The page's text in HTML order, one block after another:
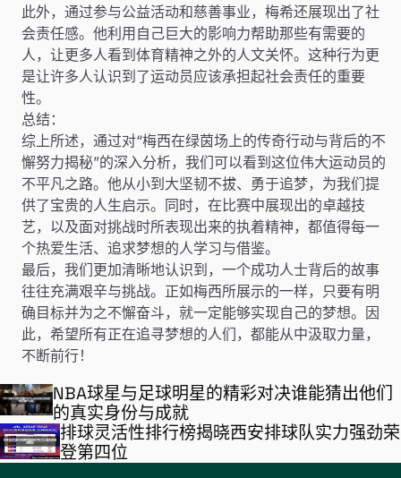
此外，通过参与公益活动和慈善事业，梅希还展现出了社
会责任感。他利用自己巨大的影响力帮助那些有需要的
人，让更多人看到体育精神之外的人文关怀。这种行为更
是让许多人认识到了运动员应该承担起社会责任的重要
性。
总结：
综上所述，通过对“梅西在绿茵场上的传奇行动与背后的不
懈努力揭秘”的深入分析，我们可以看到这位伟大运动员的
不平凡之路。他从小到大坚韧不拔、勇于追梦，为我们提
供了宝贵的人生启示。同时，在比赛中展现出的卓越技
艺，以及面对挑战时所表现出来的执着精神，都值得每一
个热爱生活、追求梦想的人学习与借鉴。
最后，我们更加清晰地认识到，一个成功人士背后的故事
往往充满艰辛与挑战。正如梅西所展示的一样，只要有明
确目标并为之不懈奋斗，就一定能够实现自己的梦想。因
此，希望所有正在追寻梦想的人们，都能从中汲取力量，
不断前行！
NBA球星与足球明星的精彩对决谁能猜出他们
的真实身份与成就
排球灵活性排行榜揭晓西安排球队实力强劲荣
登第四位